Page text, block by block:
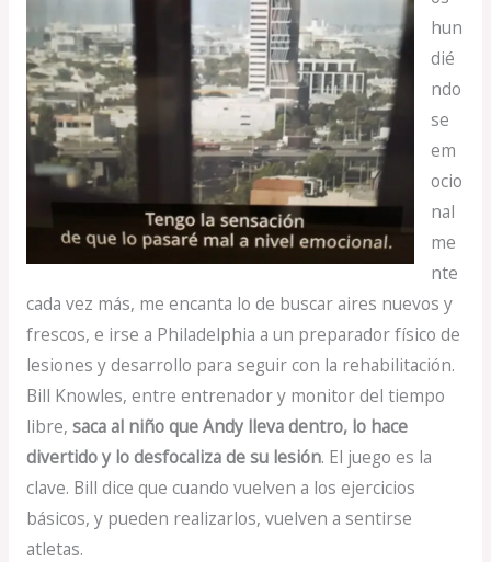
hun
dié
ndo
se
em
ocio
nal
me
nte
cada vez más, me encanta lo de buscar aires nuevos y
frescos, e irse a Philadelphia a un preparador físico de
lesiones y desarrollo para seguir con la rehabilitación.
Bill Knowles, entre entrenador y monitor del tiempo
libre, saca al niño que Andy lleva dentro, lo hace
divertido y lo desfocaliza de su lesión. El juego es la
clave. Bill dice que cuando vuelven a los ejercicios
básicos, y pueden realizarlos, vuelven a sentirse
atletas.